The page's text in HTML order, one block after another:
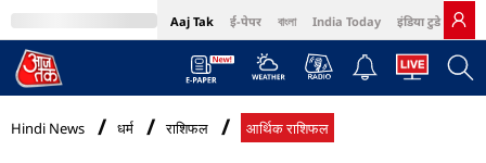
Aaj Tak ई-पेपर বাংলা India Today इंडिया टुडे हिंदी
MumbaiTak Cosmopolitan Harper's Bazaar Northeast
Hindi News धर्म राशिफल आर्थिक राशिफल